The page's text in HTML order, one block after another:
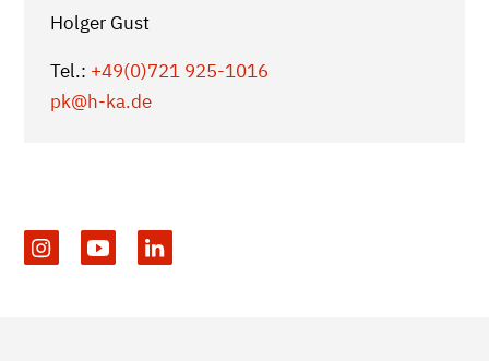
Holger Gust
Tel.: +49(0)721 925-1016
pk@h-ka.de